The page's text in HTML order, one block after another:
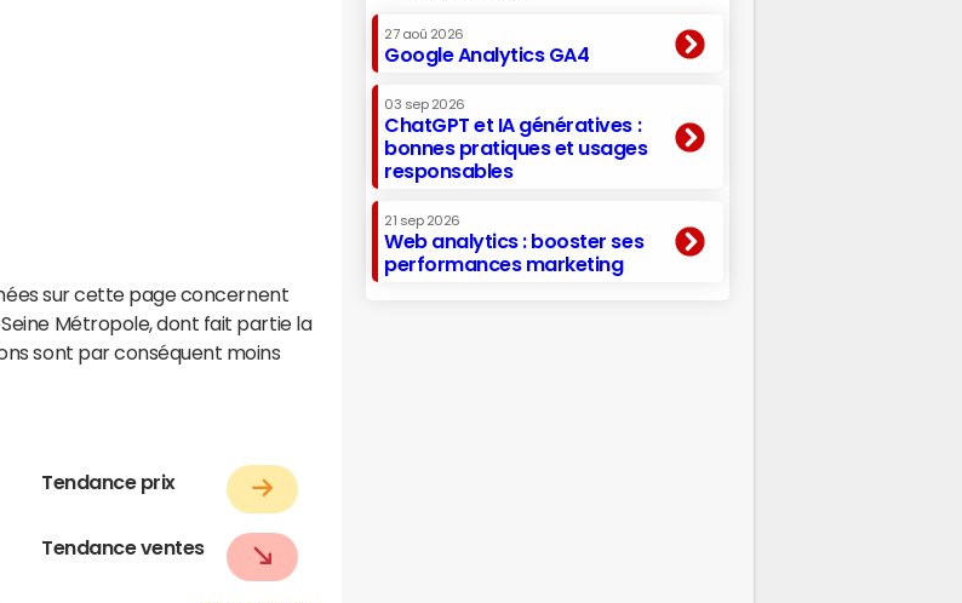
sur cette page concernent
Métropole, dont fait partie la
sont par conséquent moins
Tendance prix
Tendance ventes
27 aoû 2026
Google Analytics GA4
03 sep 2026
ChatGPT et IA génératives :
bonnes pratiques et usages
responsables
21 sep 2026
Web analytics : booster ses
performances marketing